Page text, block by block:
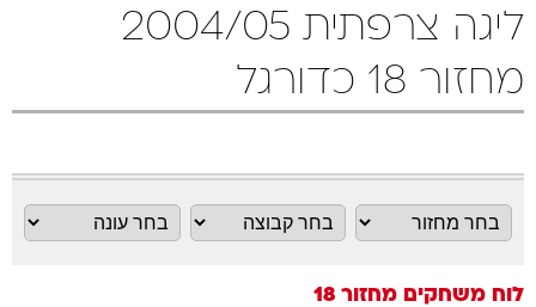
ליגה צרפתית 2004/05
מחזור 18 כדורגל
לוח משחקים מחזור 18